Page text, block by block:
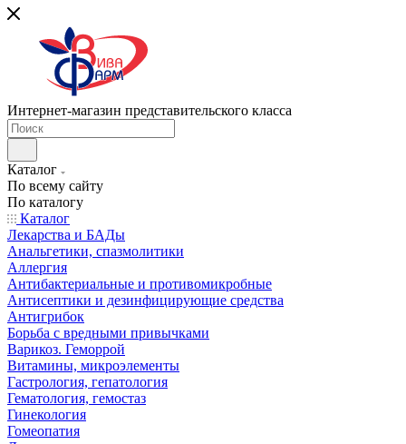
Интернет-магазин представительского класса
Каталог
По всему сайту
По каталогу
Каталог
Лекарства и БАДы
Анальгетики, спазмолитики
Аллергия
Антибактериальные и противомикробные
Антисептики и дезинфицирующие средства
Антигрибок
Борьба с вредными привычками
Варикоз. Геморрой
Витамины, микроэлементы
Гастрология, гепатология
Гематология, гемостаз
Гинекология
Гомеопатия